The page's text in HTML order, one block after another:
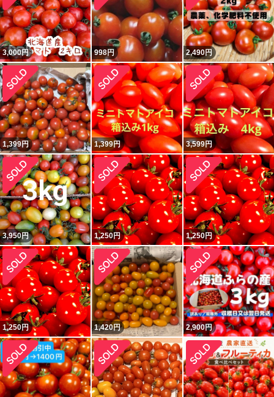
3,000円 998円 2,490円
1,399円 1,399円 3,599円
3,950円 1,250円 1,250円
1,250円 1,420円 2,900円